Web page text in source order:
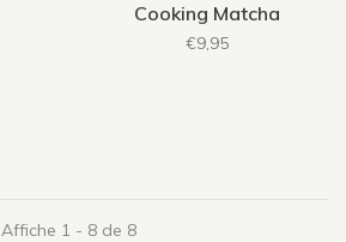
Cooking Matcha
€9,95
Affiche 1 - 8 de 8